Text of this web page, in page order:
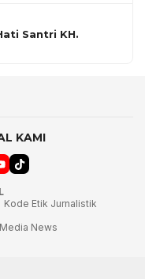
Santri KH.
KAMI
Kode Etik Jurnalistik
News